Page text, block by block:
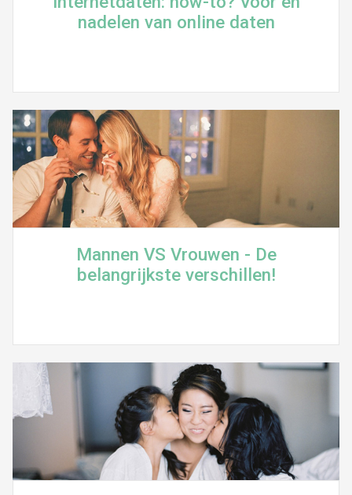
nadelen van online daten
Mannen VS Vrouwen - De
belangrijkste verschillen!